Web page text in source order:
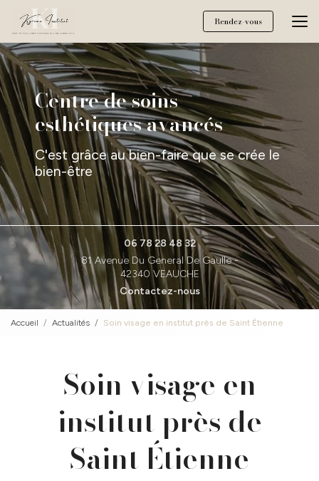
contenu
principal
Rendez-vous
Centre de soins
esthétiques avancés
C'est grâce au bien-faire que se crée le
bien-être
06 78 28 48 32
81 Avenue Du General De Gaulle -
42340 VEAUCHE
Contactez-nous
Accueil Actualités Soin visage en institut près de Saint Étienne
Soin visage en
institut près de
Saint Étienne